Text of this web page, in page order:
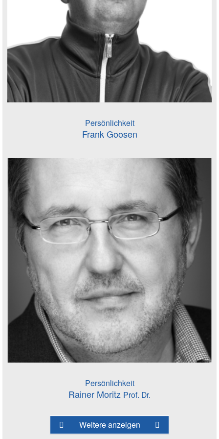
Persönlichkeit
Frank Goosen
Persönlichkeit
Rainer Moritz Prof. Dr.
Weitere anzeigen